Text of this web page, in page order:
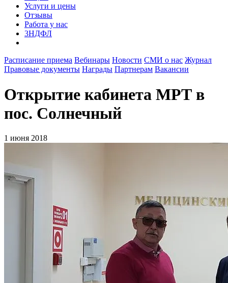
Услуги и цены
Отзывы
Работа у нас
3НДФЛ
Расписание приема Вебинары Новости СМИ о нас Журнал
Правовые документы Награды Партнерам Вакансии
Открытие кабинета МРТ в
пос. Солнечный
1 июня 2018